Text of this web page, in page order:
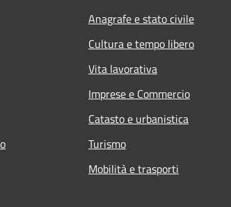
Anagrafe e stato civile
Cultura e tempo libero
Vita lavorativa
Imprese e Commercio
Catasto e urbanistica
Turismo
Mobilità e trasporti